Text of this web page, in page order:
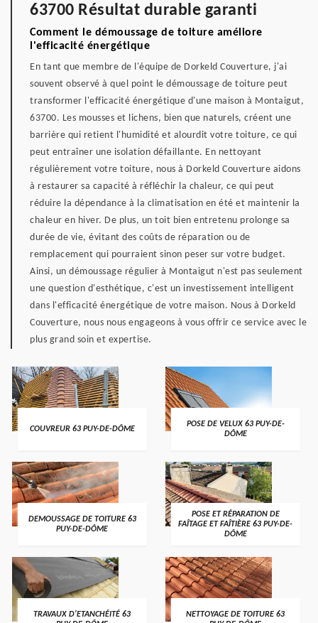
63700 Résultat durable garanti
Comment le démoussage de toiture améliore
l'efficacité énergétique
En tant que membre de l'équipe de Dorkeld Couverture, j'ai
souvent observé à quel point le démoussage de toiture peut
transformer l'efficacité énergétique d'une maison à Montaigut,
63700. Les mousses et lichens, bien que naturels, créent une
barrière qui retient l'humidité et alourdit votre toiture, ce qui
peut entraîner une isolation défaillante. En nettoyant
régulièrement votre toiture, nous à Dorkeld Couverture aidons
à restaurer sa capacité à réfléchir la chaleur, ce qui peut
réduire la dépendance à la climatisation en été et maintenir la
chaleur en hiver. De plus, un toit bien entretenu prolonge sa
durée de vie, évitant des coûts de réparation ou de
remplacement qui pourraient sinon peser sur votre budget.
Ainsi, un démoussage régulier à Montaigut n'est pas seulement
une question d'esthétique, c'est un investissement intelligent
dans l'efficacité énergétique de votre maison. Nous à Dorkeld
Couverture, nous nous engageons à vous offrir ce service avec le
plus grand soin et expertise.
COUVREUR 63 PUY-DE-DÔME
POSE DE VELUX 63 PUY-DE-
DÔME
DEMOUSSAGE DE TOITURE 63
PUY-DE-DÔME
POSE ET RÉPARATION DE
FAÎTAGE ET FAÎTIÈRE 63 PUY-DE-
DÔME
TRAVAUX D'ETANCHÉITÉ 63
NETTOYAGE DE TOITURE 63